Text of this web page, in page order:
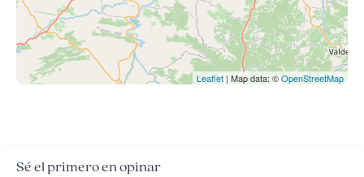
Leaflet | Map data: ©OpenStreetMap
Sé el primero en opinar